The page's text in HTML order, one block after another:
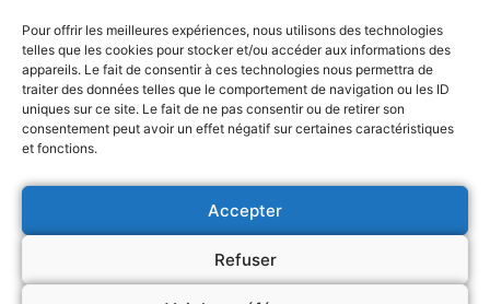
Pour offrir les meilleures expériences, nous utilisons des technologies
telles que les cookies pour stocker et/ou accéder aux informations des
appareils. Le fait de consentir à ces technologies nous permettra de
traiter des données telles que le comportement de navigation ou les ID
uniques sur ce site. Le fait de ne pas consentir ou de retirer son
consentement peut avoir un effet négatif sur certaines caractéristiques
et fonctions.
Accepter
Refuser
Vendre sa maison Province de Namur
Vendre sa maison Province du Luxembourg
Vendre sa maison Province du Brabant Wallon
Nous Achetons Immo France
Vendre sa maison Toulouse
Vendre sa maison Nice
Vendre sa maison Nantes
Vendre sa maison Montpellier